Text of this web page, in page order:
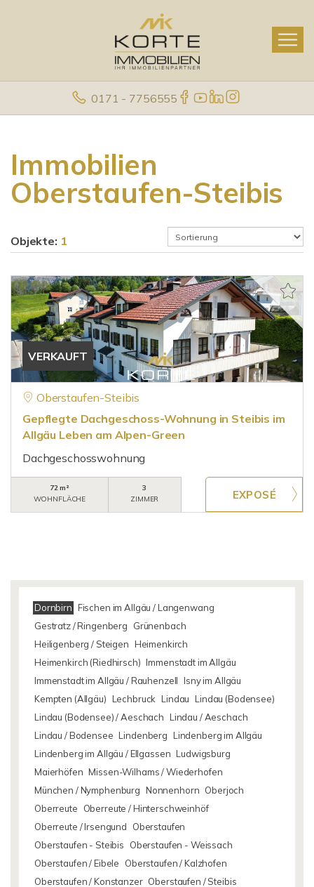
0171 - 7756555
Immobilien
Oberstaufen-Steibis
Objekte: 1
VERKAUFT
Oberstaufen-Steibis
Gepflegte Dachgeschoss-Wohnung in Steibis im
Allgäu Leben am Alpen-Green
Dachgeschosswohnung
72 m²
WOHNFLÄCHE
3
ZIMMER
Dornbirn Fischen im Allgäu / Langenwang
Gestratz / Ringenberg
Grünenbach
Heiligenberg / Steigen Heimenkirch
Heimenkirch (Riedhirsch) Immenstadt im Allgäu
Immenstadt im Allgäu / Rauhenzell Isny im Allgäu
Kempten (Allgäu) Lechbruck Lindau Lindau (Bodensee)
Lindau (Bodensee) / Aeschach Lindau / Aeschach
Lindau / Bodensee Lindenberg Lindenberg im Allgäu
Lindenberg im Allgäu / Ellgassen Ludwigsburg
Maierhöfen Missen-Wilhams / Wiederhofen
München / Nymphenburg Nonnenhorn Oberjoch
Oberreute
Oberreute / Hinterschweinhöf
Oberreute / Irsengund
Oberstaufen
Oberstaufen - Steibis
Oberstaufen - Weissach
Oberstaufen / Eibele
Oberstaufen / Kalzhofen
Oberstaufen / Konstanzer Oberstaufen / Steibis